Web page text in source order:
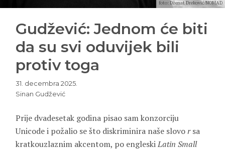
foto: Dženat Dreković/NOMAD
Gudžević: Jednom će biti
da su svi oduvijek bili
protiv toga
31. decembra 2025.
Sinan Gudžević
Prije dvadesetak godina pisao sam konzorciju
Unicode i požalio se što diskriminira naše slovorsa
kratkouzlaznim akcentom, po engleskiLatin Small